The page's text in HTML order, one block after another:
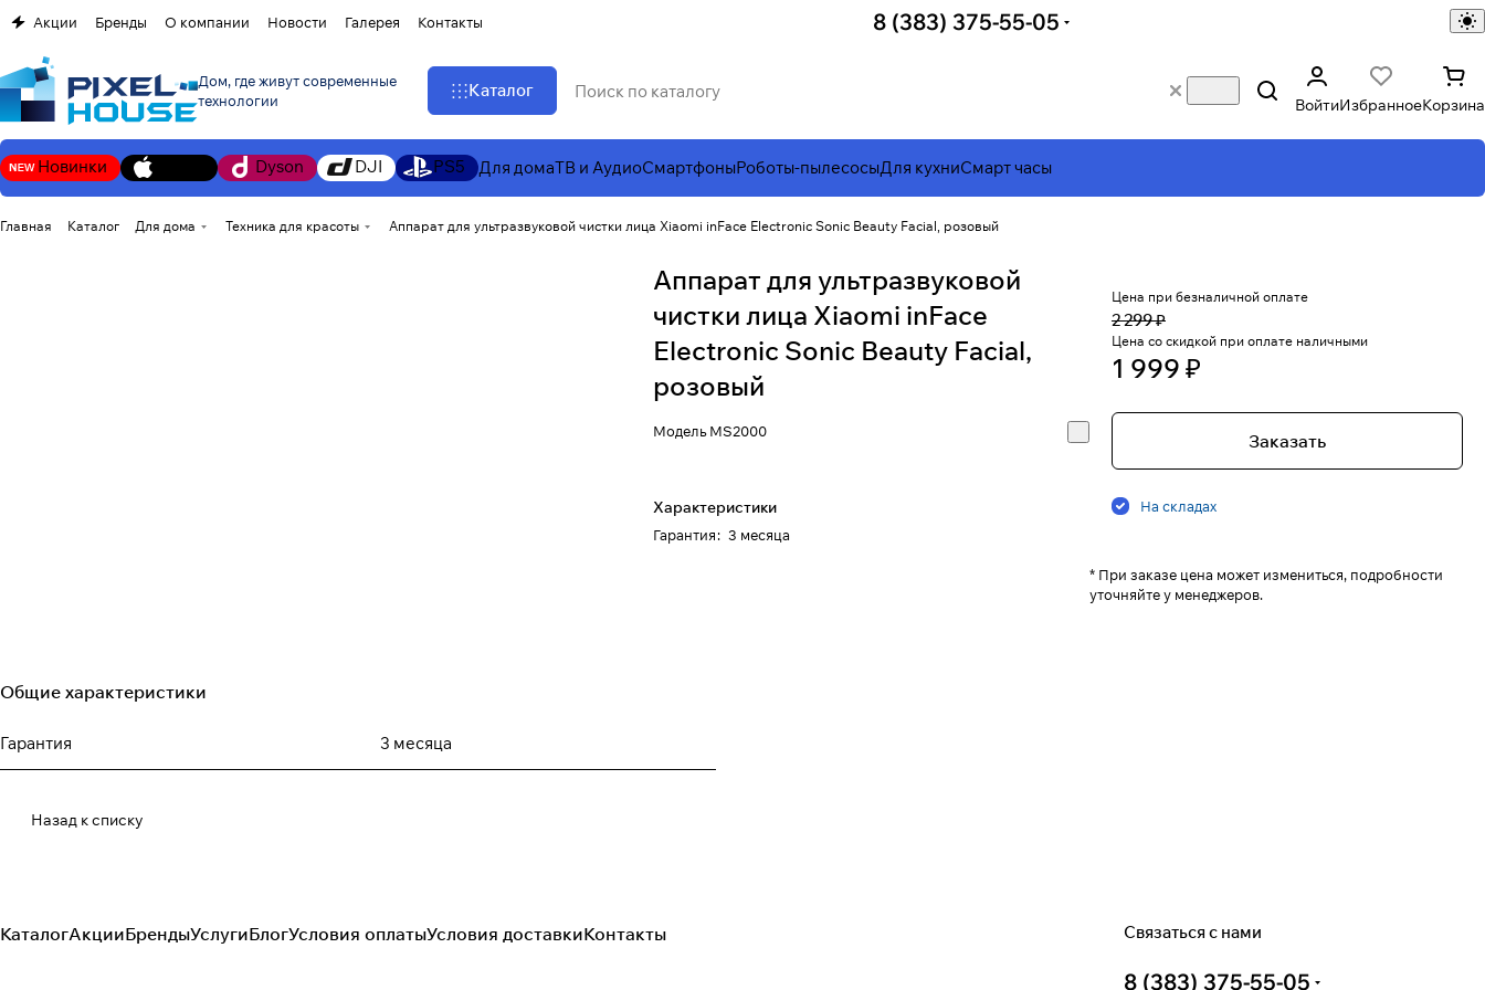
Акции Бренды О компании Новости Галерея Контакты 8 (383) 375-55-05
Дом, где живут современные
технологии
Каталог
ВойтиИзбранноеКорзина
Новинки Dyson DJI PS5 Для домаТВ и АудиоСмартфоныРоботы-пылесосыДля кухниСмарт часы
Главная Каталог Для дома Техника для красоты Аппарат для ультразвуковой чистки лица Xiaomi inFace Electronic Sonic Beauty Facial, розовый
Аппарат для ультразвуковой
чистки лица Xiaomi inFace
Electronic Sonic Beauty Facial,
розовый
МодельMS2000
Характеристики
Гарантия: 3 месяца
Цена при безналичной оплате
2 299 ₽
Цена со скидкой при оплате наличными
1 999 ₽
Заказать
На складах
* При заказе цена может измениться, подробности
уточняйте у менеджеров.
Общие характеристики
Гарантия 3 месяца
Назад к списку
КаталогАкцииБрендыУслугиБлогУсловия оплатыУсловия доставкиКонтакты Связаться с нами
8 (383) 375-55-05